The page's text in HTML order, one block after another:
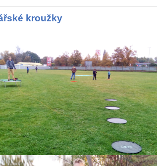
kroužky